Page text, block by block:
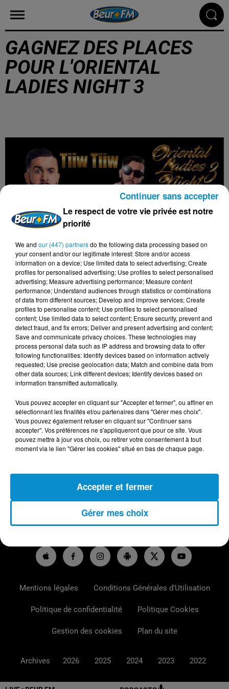
GAGNEZ DES PLACES
POUR L'ORIENTAL
LADIES NIGHT 3
Tentez de gagner vos places* pour l'Oriental Ladies
Night 3 (soirée 100% femmes) de ce soir, vendredi 10
novembre 2017, à 21h au Salon Emirates avec Tiiw Tiiw,
Dj Kem's et Dj Raions.
*entrée sur liste uniquement
Le jeu est terminé
RADIO ACTU PODCASTS
Mentions légales Conditions Générales d'Utilisation
Politique de confidentialité Politique Cookies
Gestion des cookies Plan du site
Archives 2026 2025 2024 2023 2022
Le respect de votre vie privée est notre
priorité
We and our (447) partnersdo the following data processing based on
your consent and/or our legitimate interest: Store and/or access
information on a device; Use limited data to select advertising; Create
profiles for personalised advertising; Use profiles to select personalised
advertising; Measure advertising performance; Measure content
performance; Understand audiences through statistics or combinations
of data from different sources; Develop and improve services; Create
profiles to personalise content; Use profiles to select personalised
content; Use limited data to select content; Ensure security, prevent and
detect fraud, and fix errors; Deliver and present advertising and content;
Save and communicate privacy choices. These technologies may
process personal data such as IP address and browsing data to offer
following functionalities: Identify devices based on information actively
requested; Use precise geolocation data; Match and combine data from
other data sources; Link different devices; Identify devices based on
information transmitted automatically.
Vous pouvez accepter en cliquant sur "Accepter et fermer", ou affiner en
sélectionnant les finalités et/ou partenaires dans "Gérer mes choix".
Vous pouvez également refuser en cliquant sur "Continuer sans
accepter". Vos préférences ne s'appliqueront que pour ce site. Vous
pouvez mettre à jour vos choix, ou retirer votre consentement à tout
moment via le lien "Gérer les cookies" situé en bas de chaque page.
Gérer mes choix
Accepter et fermer
Continuer sans accepter